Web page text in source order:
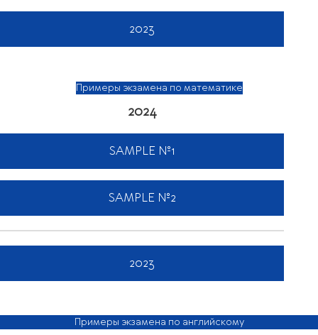
2023
Примеры экзамена по математике
2024
SAMPLE №1
SAMPLE №2
2023
Примеры экзамена по английскому